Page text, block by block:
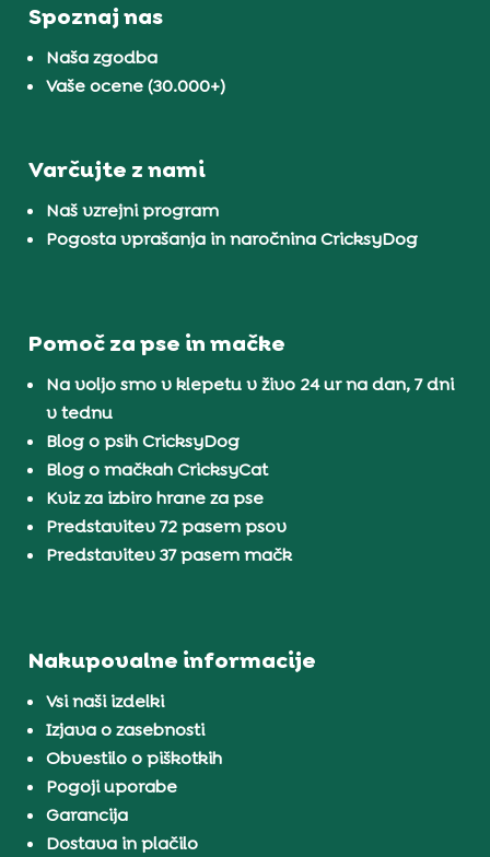
Spoznaj nas
Naša zgodba
Vaše ocene (30.000+)
Varčujte z nami
Naš vzrejni program
Pogosta vprašanja in naročnina CricksyDog
Pomoč za pse in mačke
Na voljo smo v klepetu v živo 24 ur na dan, 7 dni
v tednu
Blog o psih CricksyDog
Blog o mačkah CricksyCat
Kviz za izbiro hrane za pse
Predstavitev 72 pasem psov
Predstavitev 37 pasem mačk
Nakupovalne informacije
Vsi naši izdelki
Izjava o zasebnosti
Obvestilo o piškotkih
Pogoji uporabe
Garancija
Dostava in plačilo